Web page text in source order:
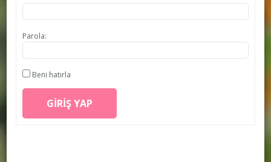
Parola:
Beni hatırla
GIRIŞ YAP